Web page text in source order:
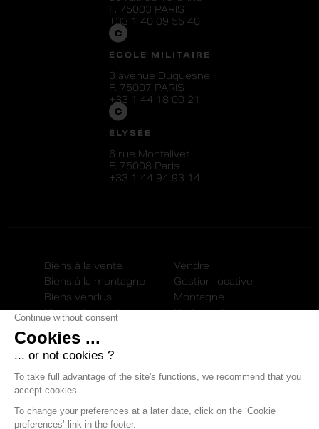
F. 75003 PARIS
+33 1 40 09 55 40
ÉCOLE MILITAIRE
3 avenue Duquesne
F. 75007 PARIS
+33 1 44 18 00 21
ÉLYSÉE
6 rue Montalivet
F. 75008 Paris
+33 1 44 94 93 14
Biens à la vente
Biens à la montagne
Biens vendus
Biens à la location
Acheter
Louer
Vendre
Gestion locative
Montagne
Barèmes honoraires